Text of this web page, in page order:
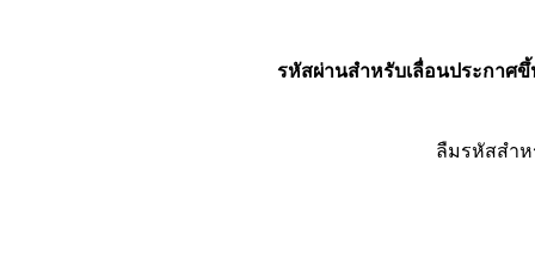
รหัสผ่านสำหรับเลื่อนประกาศขึ้
ลืมรหัสสำ